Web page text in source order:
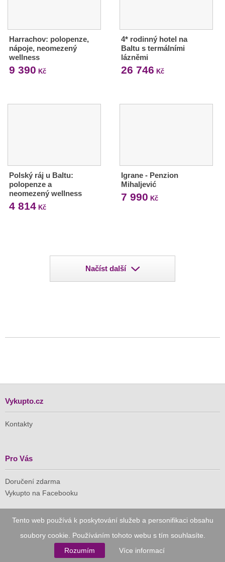
Tento web používá k poskytování služeb a personifikaci obsahu
soubory cookie. Používáním tohoto webu s tím souhlasíte.
Rozumím
Více informací
Harrachov: polopenze,
nápoje, neomezený
wellness
9 390 Kč
4* rodinný hotel na
Baltu s termálními
lázněmi
26 746 Kč
Polský ráj u Baltu:
polopenze a
neomezený wellness
4 814 Kč
Igrane - Penzion
Mihaljević
7 990 Kč
Načíst další
Vykupto.cz
Kontakty
Pro Vás
Doručení zdarma
Vykupto na Facebooku
Důvěryhodný nákup
Naše společnost je členem Asociace pro elektronickou
komerci (APEK)